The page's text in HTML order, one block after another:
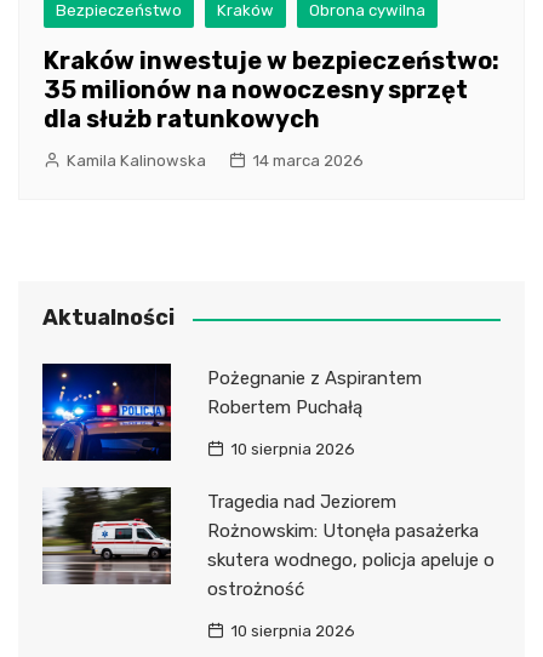
Bezpieczeństwo Kraków Obrona cywilna
Kraków inwestuje w bezpieczeństwo:
35 milionów na nowoczesny sprzęt
dla służb ratunkowych
Kamila Kalinowska 14 marca 2026
Aktualności
Pożegnanie z Aspirantem
Robertem Puchałą
10 sierpnia 2026
Tragedia nad Jeziorem
Rożnowskim: Utonęła pasażerka
skutera wodnego, policja apeluje o
ostrożność
10 sierpnia 2026